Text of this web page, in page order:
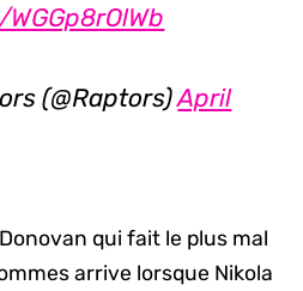
(@Raptors)April
qui fait le plus mal
arrive lorsque Nikola